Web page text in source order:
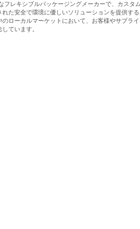
フレキシブルパッケージングメーカーで、カスタ
た安全で環境に優しいソリューションを提供す
ローカルマーケットにおいて、お客様やサプラ
ています。